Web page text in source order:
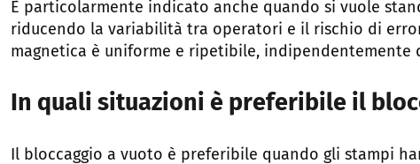
È particolarmente indicato anche quando si vuole
riducendo la variabilità tra operatori e il rischio di
magnetica è uniforme e ripetibile, indipendentemente
In quali situazioni è preferibile il
Il bloccaggio a vuoto è preferibile quando gli stampi